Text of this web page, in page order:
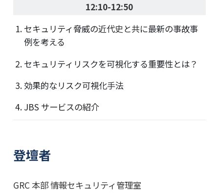
12:10-12:50
セキュリティ脅威の近代史と共に最新の事故事
例を考える
セキュリティリスクを可視化する重要性とは？
効果的なリスク可視化手法
JBS サービスの紹介
登壇者
GRC 本部 情報セキュリティ管理室